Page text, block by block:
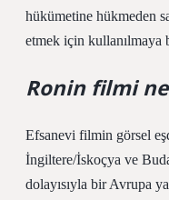
hükümetine hükmeden
etmek için kullanılmaya
Ronin filmi
Efsanevi filmin görsel
İngiltere/İskoçya ve
dolayısıyla bir Avrupa